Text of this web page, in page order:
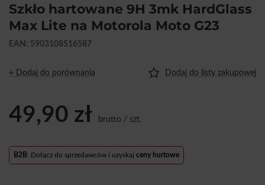
Szkło hartowane 9H 3mk HardGlass
Max Lite na Motorola Moto G23
EAN: 5903108516587
+ Dodaj do porównania Dodaj do listy zakupowej
49,90 zł brutto / szt.
B2B: Dołącz do sprzedawców i uzyskaj ceny hurtowe